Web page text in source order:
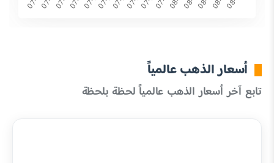
أسعار الذهب عالمياً
تابع آخر أسعار الذهب عالمياً لحظة بلحظة